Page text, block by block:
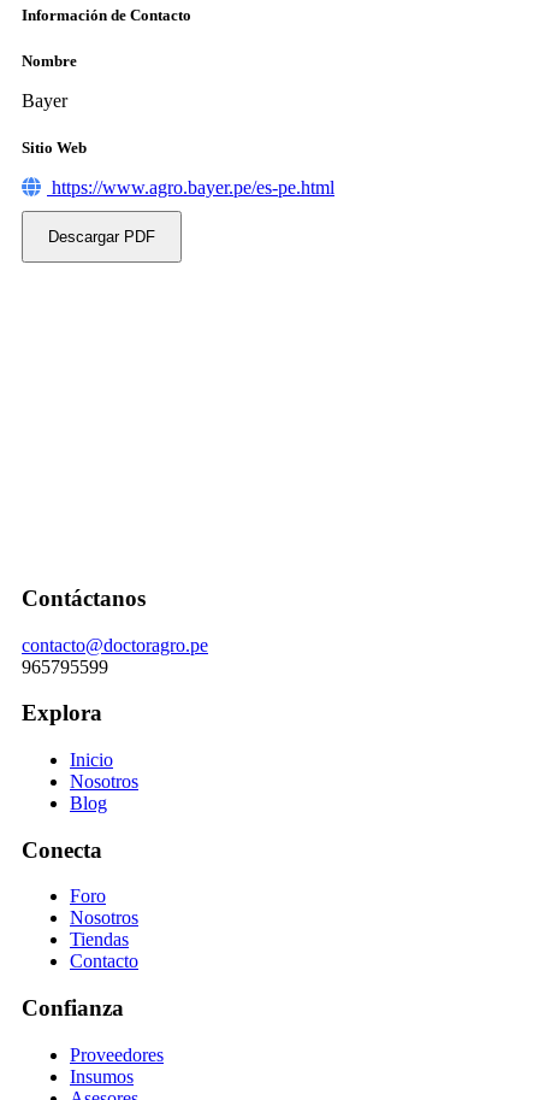
Información de Contacto
Nombre
Bayer
Sitio Web
https://www.agro.bayer.pe/es-pe.html
Descargar PDF
Contáctanos
contacto@doctoragro.pe
965795599
Explora
Inicio
Nosotros
Blog
Conecta
Foro
Nosotros
Tiendas
Contacto
Confianza
Proveedores
Insumos